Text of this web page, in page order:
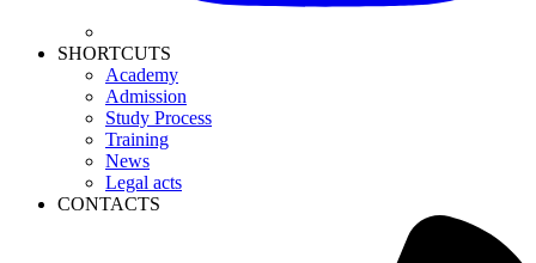
SHORTCUTS
Academy
Admission
Study Process
Training
News
Legal acts
CONTACTS